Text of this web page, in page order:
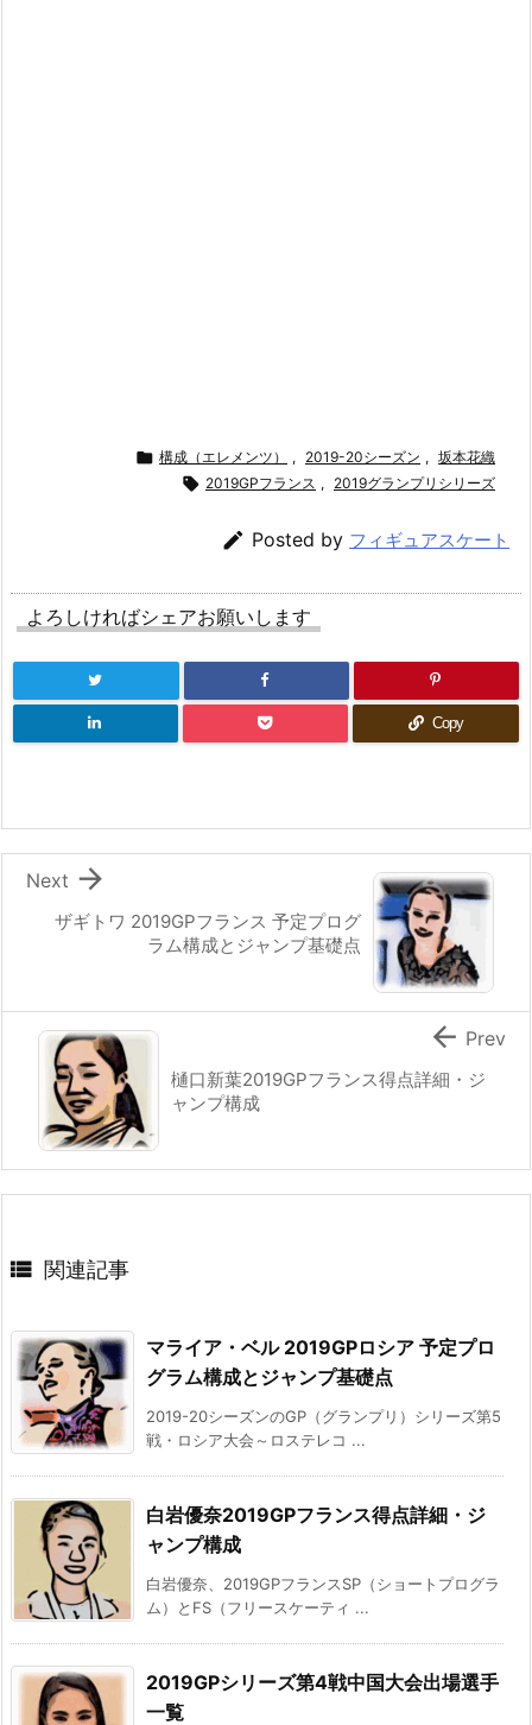
 構成（エレメンツ） , 2019-20シーズン , 坂本花織
 2019GPフランス , 2019グランプリシリーズ
 Posted by フィギュアスケート
よろしければシェアお願いします
Copy
ザギトワ 2019GPフランス 予定プログ
ラム構成とジャンプ基礎点

Next
樋口新葉2019GPフランス得点詳細・ジ
ャンプ構成
 Prev
 関連記事
マライア・ベル 2019GPロシア 予定プロ
グラム構成とジャンプ基礎点
2019-20シーズンのGP（グランプリ）シリーズ第5
戦・ロシア大会～ロステレコ ...
白岩優奈2019GPフランス得点詳細・ジ
ャンプ構成
白岩優奈、2019GPフランスSP（ショートプログラ
ム）とFS（フリースケーティ ...
2019GPシリーズ第4戦中国大会出場選手
一覧